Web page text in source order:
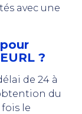
avec une
?
de 24 à
du
le